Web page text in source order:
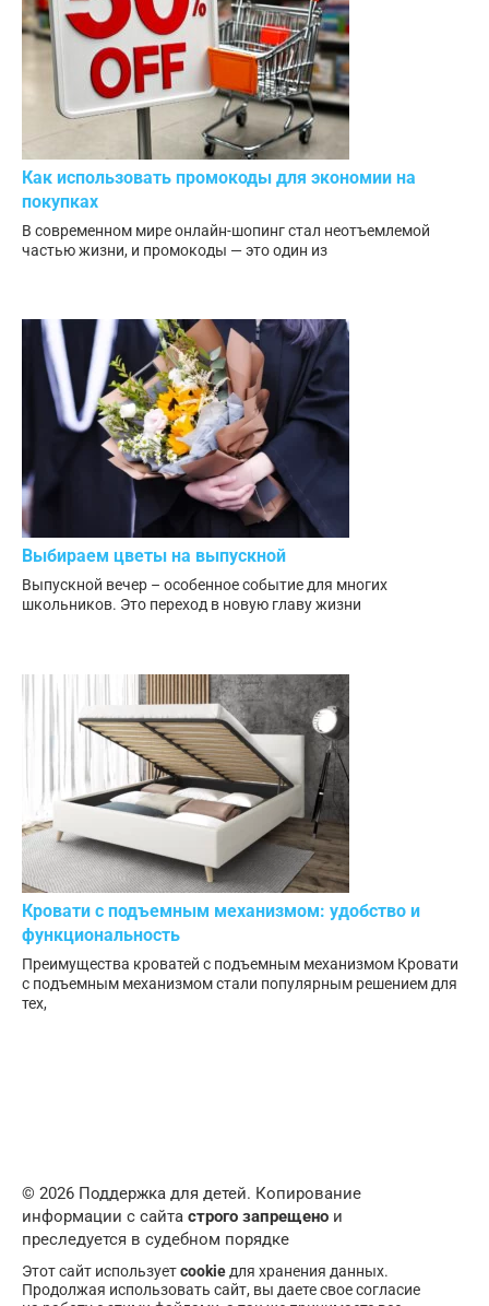
Как использовать промокоды для экономии на
покупках
В современном мире онлайн-шопинг стал неотъемлемой
частью жизни, и промокоды — это один из
Выбираем цветы на выпускной
Выпускной вечер – особенное событие для многих
школьников. Это переход в новую главу жизни
Кровати с подъемным механизмом: удобство и
функциональность
Преимущества кроватей с подъемным механизмом Кровати
с подъемным механизмом стали популярным решением для
тех,
© 2026 Поддержка для детей. Копирование
информации с сайта строго запрещено и
преследуется в судебном порядке
Этот сайт используетcookie для хранения данных.
Продолжая использовать сайт, вы даете свое согласие